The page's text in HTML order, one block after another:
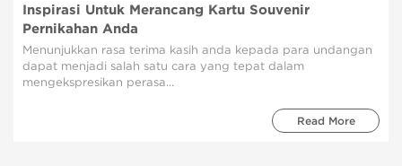
Inspirasi Untuk Merancang Kartu Souvenir
Pernikahan Anda
Menunjukkan rasa terima kasih anda kepada para undangan
dapat menjadi salah satu cara yang tepat dalam
mengekspresikan perasa...
Read More